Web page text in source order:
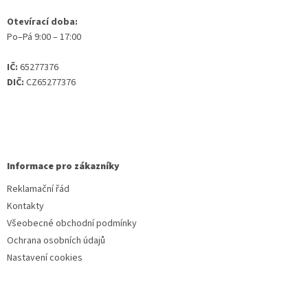
Otevírací doba:
Po–Pá 9:00 – 17:00
IČ: 65277376
DIČ: CZ65277376
Informace pro zákazníky
Reklamační řád
Kontakty
Všeobecné obchodní podmínky
Ochrana osobních údajů
Nastavení cookies